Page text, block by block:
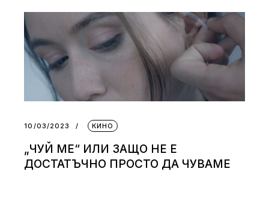
10/03/2023 КИНО
„ЧУЙ МЕ“ ИЛИ ЗАЩО НЕ Е
ДОСТАТЪЧНО ПРОСТО ДА ЧУВАМЕ